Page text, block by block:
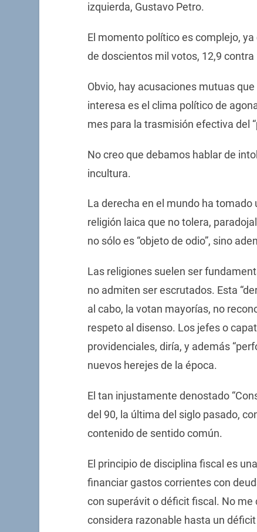
izquierda, Gustavo Petro.
El momento político es complejo,
de doscientos mil votos, 12,9
Obvio, hay acusaciones mutuas
interesa es el clima político de
mes para la trasmisión efectiva del
No creo que debamos hablar de
incultura.
La derecha en el mundo ha
religión laica que no tolera,
no sólo es “objeto de odio”, sino
Las religiones suelen ser
no admiten ser escrutados. Esta
al cabo, la votan mayorías, no
respeto al disenso. Los jefes o
providenciales, diría, y además
nuevos herejes de la época.
El tan injustamente denostado
del 90, la última del siglo pasado,
contenido de sentido común.
El principio de disciplina fiscal es
financiar gastos corrientes con
con superávit o déficit fiscal. No me
considera razonable hasta un